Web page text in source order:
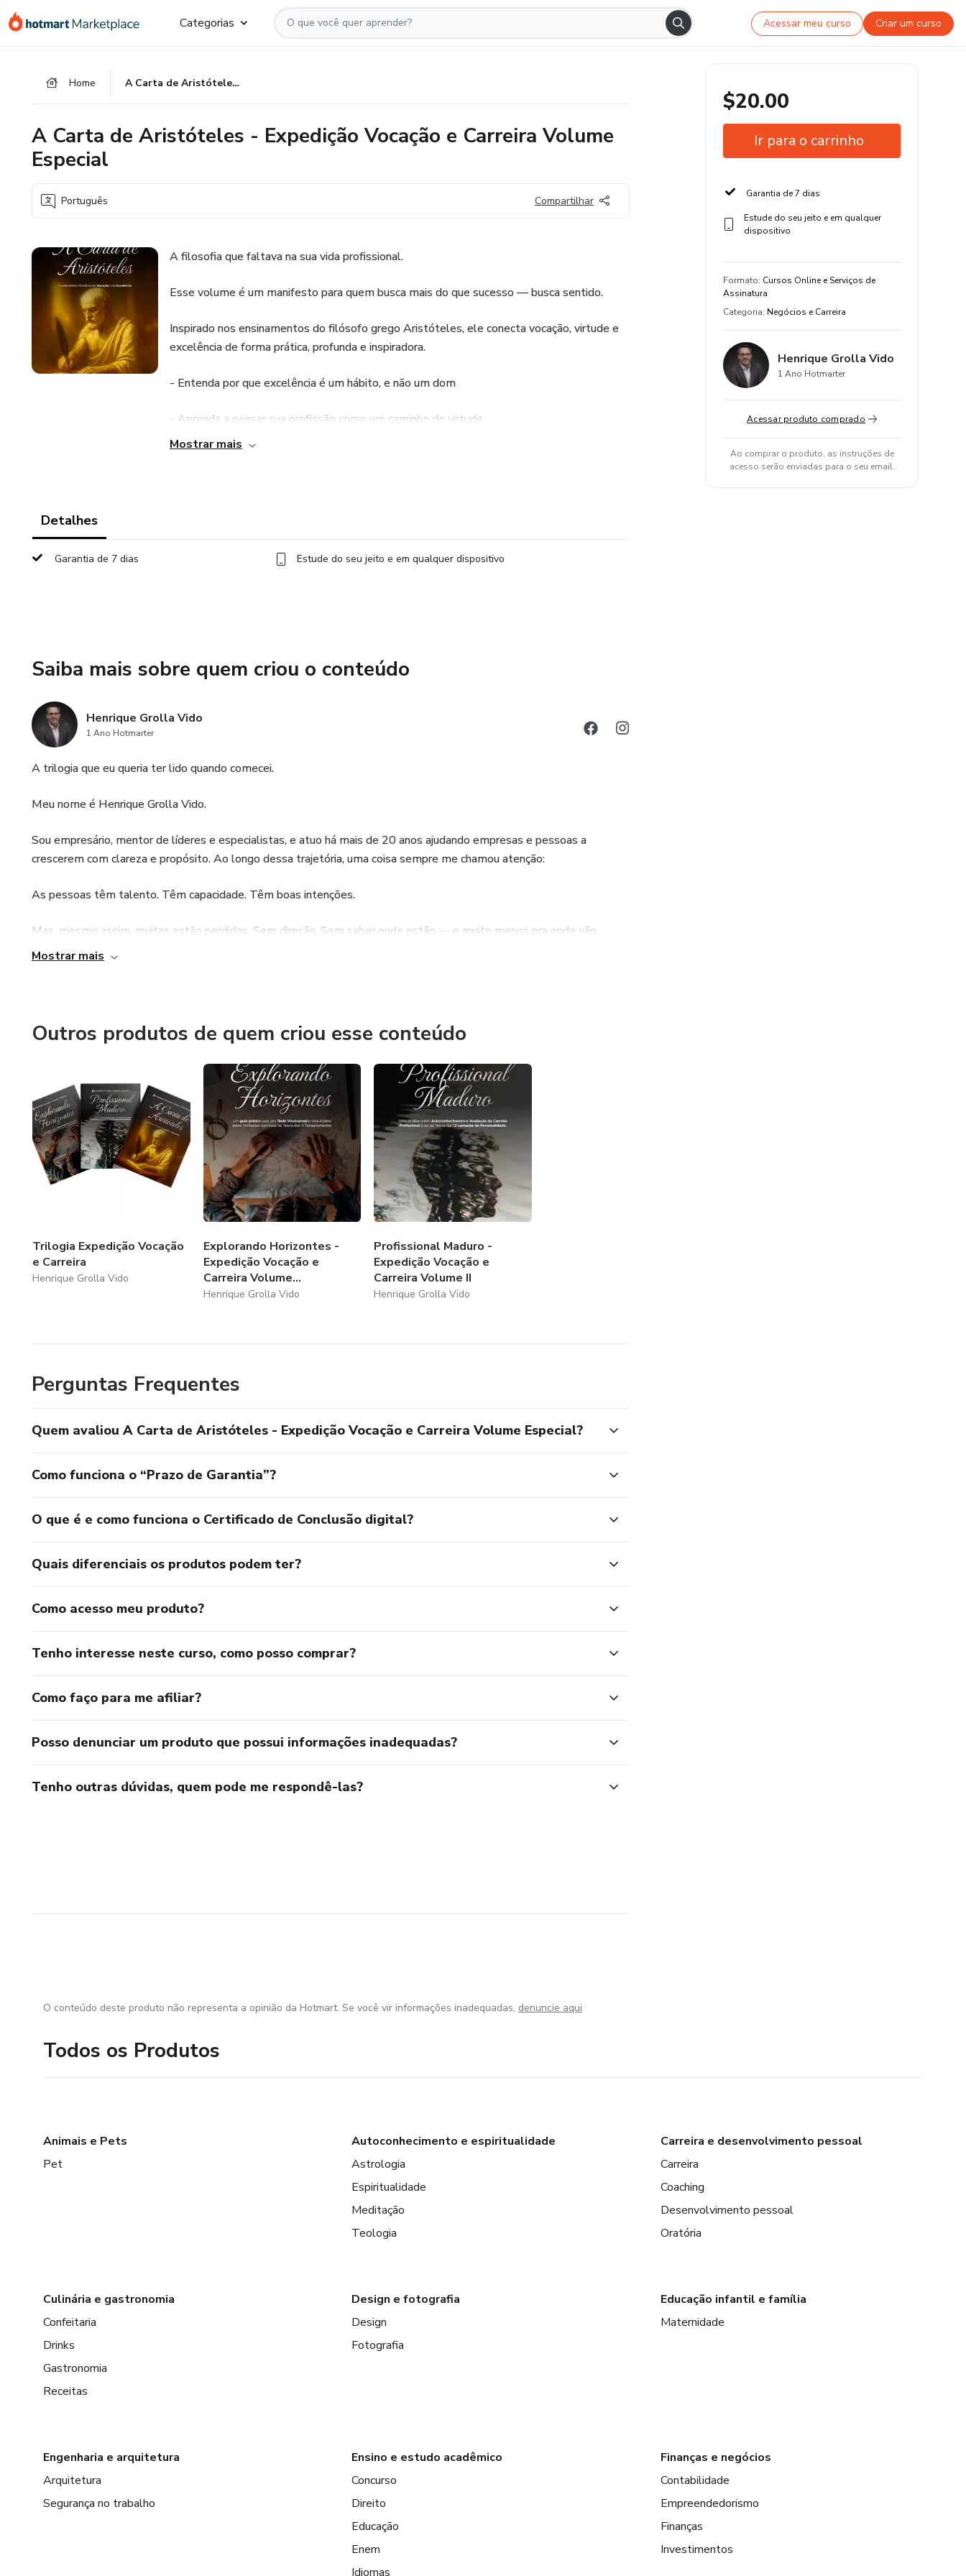
para
para
para
Categorias Acessar meu curso Criar um curso
Home A Carta de Aristóteles - Expedição Vocação e Carreira Volume Especial
A Carta de Aristóteles - Expedição Vocação e Carreira Volume
Especial
Português Compartilhar
A filosofia que faltava na sua vida profissional.
Esse volume é um manifesto para quem busca mais do que sucesso — busca sentido.
Inspirado nos ensinamentos do filósofo grego Aristóteles, ele conecta vocação, virtude e
excelência de forma prática, profunda e inspiradora.
- Entenda por que excelência é um hábito, e não um dom
- Aprenda a pensar sua profissão como um caminho de virtude
Mostrar mais
Detalhes
Garantia de 7 dias Estude do seu jeito e em qualquer dispositivo
Saiba mais sobre quem criou o conteúdo
Henrique Grolla Vido
1 Ano Hotmarter
A trilogia que eu queria ter lido quando comecei.
Meu nome é Henrique Grolla Vido.
Sou empresário, mentor de líderes e especialistas, e atuo há mais de 20 anos ajudando empresas e pessoas a
crescerem com clareza e propósito. Ao longo dessa trajetória, uma coisa sempre me chamou atenção:
As pessoas têm talento. Têm capacidade. Têm boas intenções.
Mas, mesmo assim, muitas estão perdidas. Sem direção. Sem saber onde estão — e muito menos pra onde vão.
ou um cargo: deseja entender quem é, o que pode fazer com isso — e como viver com propósito.
www.henriquegrollavido.com.br
Mostrar mais
Outros produtos de quem criou esse conteúdo
Trilogia Expedição Vocação
e Carreira
Henrique Grolla Vido
Explorando Horizontes -
Expedição Vocação e
Carreira Volume...
Henrique Grolla Vido
Profissional Maduro -
Expedição Vocação e
Carreira Volume II
Henrique Grolla Vido
Perguntas Frequentes
Quem avaliou A Carta de Aristóteles - Expedição Vocação e Carreira Volume Especial?
Como funciona o “Prazo de Garantia”?
O que é e como funciona o Certificado de Conclusão digital?
Quais diferenciais os produtos podem ter?
Como acesso meu produto?
Tenho interesse neste curso, como posso comprar?
Como faço para me afiliar?
Posso denunciar um produto que possui informações inadequadas?
Tenho outras dúvidas, quem pode me respondê-las?
$20.00
Ir para o carrinho
Garantia de 7 dias
Estude do seu jeito e em qualquer
dispositivo
Formato: Cursos Online e Serviços de
Assinatura
Categoria: Negócios e Carreira
Henrique Grolla Vido
1 Ano Hotmarter
Acessar produto comprado
Ao comprar o produto, as instruções de
acesso serão enviadas para o seu email.
O conteúdo deste produto não representa a opinião da Hotmart. Se você vir informações inadequadas, denuncie aqui
Todos os Produtos
Animais e Pets
Pet
Autoconhecimento e espiritualidade
Astrologia
Espiritualidade
Meditação
Teologia
Carreira e desenvolvimento pessoal
Carreira
Coaching
Desenvolvimento pessoal
Oratória
Culinária e gastronomia
Confeitaria
Drinks
Gastronomia
Receitas
Design e fotografia
Design
Fotografia
Educação infantil e família
Maternidade
Engenharia e arquitetura
Arquitetura
Segurança no trabalho
Ensino e estudo acadêmico
Concurso
Direito
Educação
Enem
Idiomas
Finanças e negócios
Contabilidade
Empreendedorismo
Finanças
Investimentos